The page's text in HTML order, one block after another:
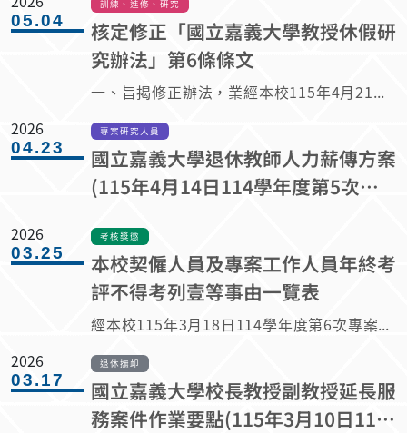
05.04
訓練、進修、研究
核定修正「國立嘉義大學教授休假研
究辦法」第6條條文
一、旨揭修正辦法，業經本校115年4月21日114學年度第7次校教師評審委員會審議通過。 二、為因應實務上於申請休假研究計算服務年資時，除依旨揭辦法第3條規定核算教授年資，復依同辦法第5條及第6條應扣除情形外，歷次申請並實施之休假研究期間，亦應扣除。爰予修正本辦法第6條規定，增列應扣除年資之情形，包含歷次休假研究期間。
2026
04.23
專案研究人員
國立嘉義大學退休教師人力薪傳方案
(115年4月14日114學年度第5次行
月21日114學年度第7次校教評會審
議通過)
2026
03.25
考核獎懲
本校契僱人員及專案工作人員年終考
評不得考列壹等事由一覽表
經本校115年3月18日114學年度第6次專案人員甄審及考評委員會審議通過。
2026
03.17
退休撫卹
國立嘉義大學校長教授副教授延長服
務案件作業要點(115年3月10日114